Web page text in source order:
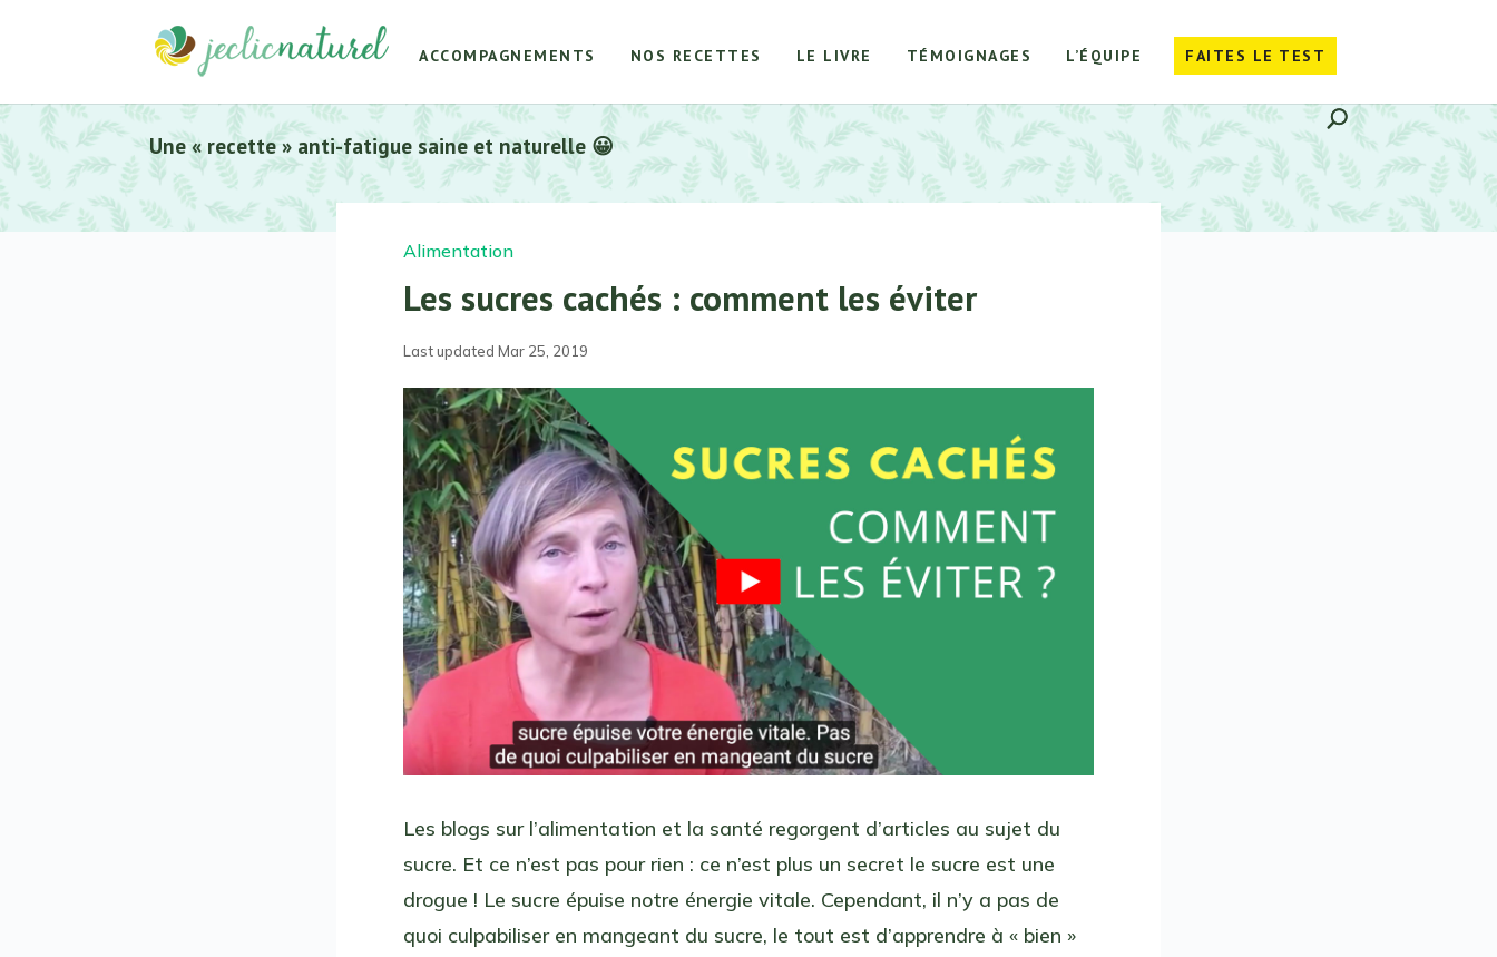
ACCOMPAGNEMENTS NOS RECETTES LE LIVRE TÉMOIGNAGES L’ÉQUIPE FAITES LE TEST
Une « recette » anti-fatigue saine et naturelle 😀
Alimentation
Les sucres cachés : comment les éviter
Last updated Mar 25, 2019
Les blogs sur l’alimentation et la santé regorgent d’articles au sujet du
sucre. Et ce n’est pas pour rien : ce n’est plus un secret le sucre est une
drogue ! Le sucre épuise notre énergie vitale. Cependant, il n’y a pas de
quoi culpabiliser en mangeant du sucre, le tout est d’apprendre à « bien »